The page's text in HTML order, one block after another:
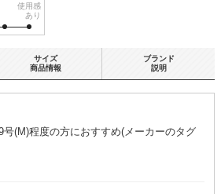
使用感
あり
(M)程度の方におすすめ(メーカーのタグ
サイズ
商品情報
ブランド
説明